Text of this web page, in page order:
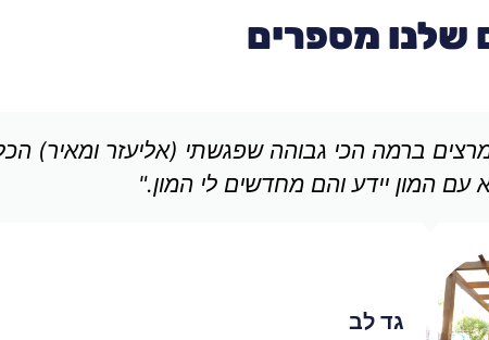
שלנו מספרים
ברמה הכי גבוהה שפגשתי (אליעזר ומאיר)
עם המון יידע והם מחדשים לי המון."
גד לב